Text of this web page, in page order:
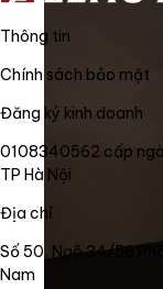
Thông tin
Chính sách bảo mật
Đăng ký kinh doanh
0108340562 cấp
TP Hà Nội
Địa chỉ
Số 50, Ngõ 34/56
Nam